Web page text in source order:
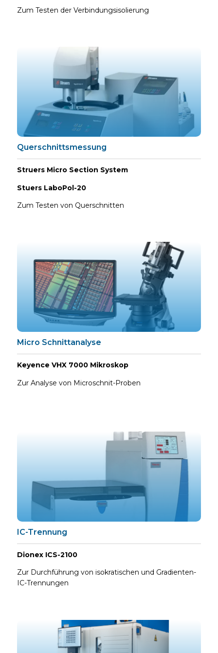
Zum Testen der Verbindungsisolierung
Querschnittsmessung
Struers Micro Section System
Stuers LaboPol-20
Zum Testen von Querschnitten
Micro Schnittanalyse
Keyence VHX 7000 Mikroskop
Zur Analyse von Microschnit-Proben
IC-Trennung
Dionex ICS-2100
Zur Durchführung von isokratischen und Gradienten-
IC-Trennungen